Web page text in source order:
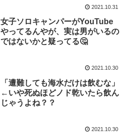
2021.10.31
女子ソロキャンパーがYouTube
やってるんやが、実は男がいるの
ではないかと疑ってる🤔
2021.10.30
「遭難しても海水だけは飲むな」
←いや死ぬほどノド乾いたら飲ん
じゃうよね？？
2021.10.30